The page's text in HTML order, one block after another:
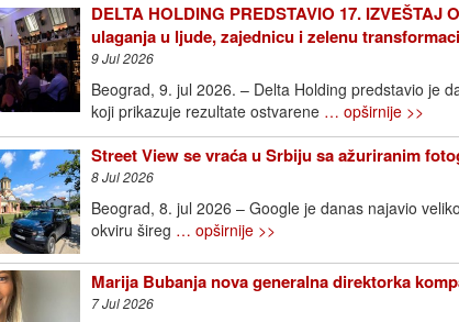
DELTA HOLDING PREDSTAVIO 17.
ulaganja u ljude, zajednicu i zelenu
9 Jul 2026
Beograd, 9. jul 2026. – Delta Holding predstavio je
koji prikazuje rezultate ostvarene … opširnije >>
Street View se vraća u Srbiju sa ažuriranim
8 Jul 2026
Beograd, 8. jul 2026 – Google je danas najavio
okviru šireg … opširnije >>
Marija Bubanja nova generalna direktorka
7 Jul 2026